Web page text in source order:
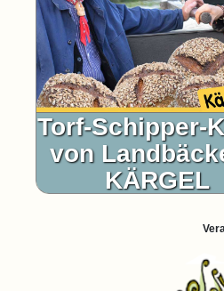
Torf-Schipper-
von
KÄRGEL